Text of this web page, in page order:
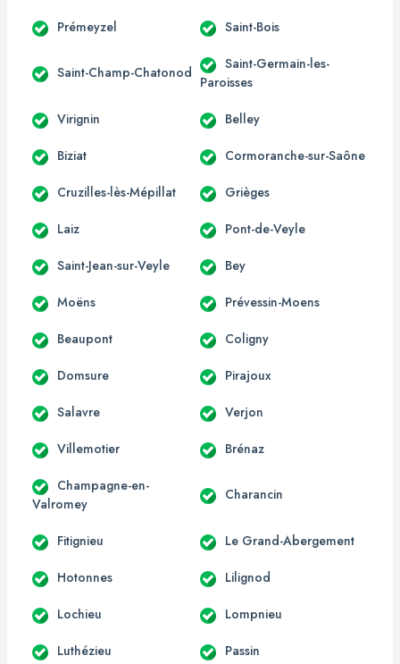
Prémeyzel Saint-Bois
Saint-Champ-Chatonod
Saint-Germain-les-
Paroisses
Virignin Belley
Biziat Cormoranche-sur-Saône
Cruzilles-lès-Mépillat Grièges
Laiz Pont-de-Veyle
Saint-Jean-sur-Veyle Bey
Moëns Prévessin-Moens
Beaupont Coligny
Domsure Pirajoux
Salavre Verjon
Villemotier Brénaz
Champagne-en-
Valromey
Charancin
Fitignieu Le Grand-Abergement
Hotonnes Lilignod
Lochieu Lompnieu
Luthézieu Passin